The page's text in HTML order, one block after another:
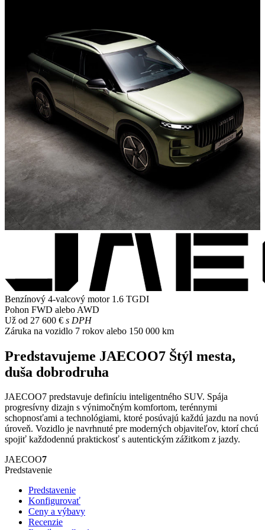
Benzínový 4-valcový motor 1.6 TGDI
Pohon FWD alebo AWD
Už od 27 600 € s DPH
Záruka na vozidlo 7 rokov alebo 150 000 km
Predstavujeme JAECOO7 Štýl mesta,
duša dobrodruha
JAECOO7 predstavuje definíciu inteligentného SUV. Spája
progresívny dizajn s výnimočným komfortom, terénnymi
schopnosťami a technológiami, ktoré posúvajú každú jazdu na novú
úroveň. Vozidlo je navrhnuté pre moderných objaviteľov, ktorí chcú
spojiť každodennú praktickosť s autentickým zážitkom z jazdy.
JAECOO7
Predstavenie
Predstavenie
Konfigurovať
Ceny a výbavy
Recenzie